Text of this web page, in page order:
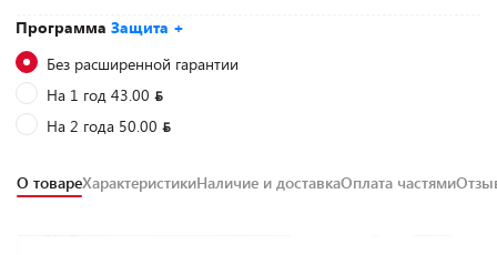
Программа Защита +
Без расширенной гарантии
На 1 год 43.00
На 2 года 50.00
О товареХарактеристикиНаличие и доставкаОплата частями